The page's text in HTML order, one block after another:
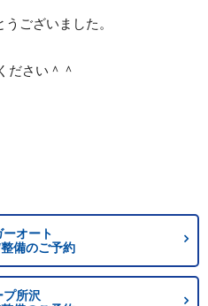
ございました。
ださい＾＾
ーオート
備のご予約
プ所沢